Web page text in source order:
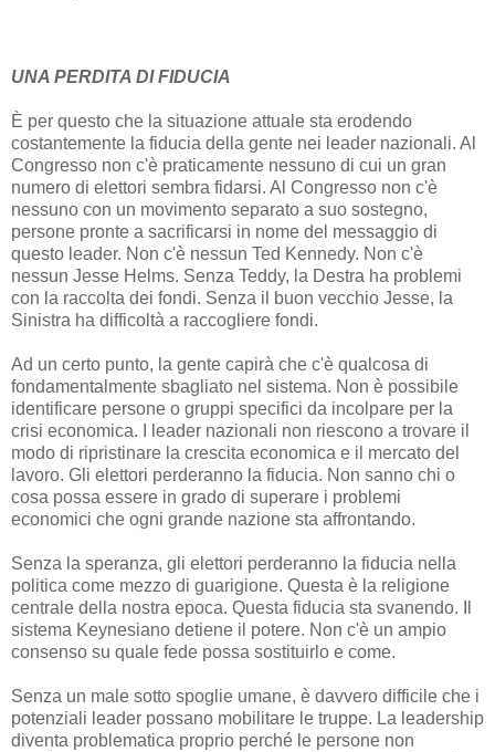
UNA PERDITA DI FIDUCIA
È per questo che la situazione attuale sta erodendo
costantemente la fiducia della gente nei leader nazionali. Al
Congresso non c'è praticamente nessuno di cui un gran
numero di elettori sembra fidarsi. Al Congresso non c'è
nessuno con un movimento separato a suo sostegno,
persone pronte a sacrificarsi in nome del messaggio di
questo leader. Non c'è nessun Ted Kennedy. Non c'è
nessun Jesse Helms. Senza Teddy, la Destra ha problemi
con la raccolta dei fondi. Senza il buon vecchio Jesse, la
Sinistra ha difficoltà a raccogliere fondi.
Ad un certo punto, la gente capirà che c'è qualcosa di
fondamentalmente sbagliato nel sistema. Non è possibile
identificare persone o gruppi specifici da incolpare per la
crisi economica. I leader nazionali non riescono a trovare il
modo di ripristinare la crescita economica e il mercato del
lavoro. Gli elettori perderanno la fiducia. Non sanno chi o
cosa possa essere in grado di superare i problemi
economici che ogni grande nazione sta affrontando.
Senza la speranza, gli elettori perderanno la fiducia nella
politica come mezzo di guarigione. Questa è la religione
centrale della nostra epoca. Questa fiducia sta svanendo. Il
sistema Keynesiano detiene il potere. Non c'è un ampio
consenso su quale fede possa sostituirlo e come.
Senza un male sotto spoglie umane, è davvero difficile che i
potenziali leader possano mobilitare le truppe. La leadership
diventa problematica proprio perché le persone non